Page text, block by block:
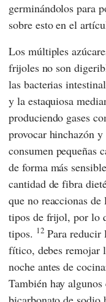
germinándolos para
sobre esto en el
Los múltiples
frijoles no son
las bacterias
y la estaquiosa
produciendo gases
provocar hinchazón
consumen pequeñas
de forma más
cantidad de fibra
que no reaccionas
tipos de frijol, por lo
tipos. 12 Para reducir
fítico, debes remojar
noche antes de
También hay